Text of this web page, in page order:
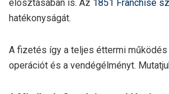
elosztásában is. Az 1851 Franchise
hatékonyságát.
A fizetés így a teljes éttermi
operációt és a vendégélményt.